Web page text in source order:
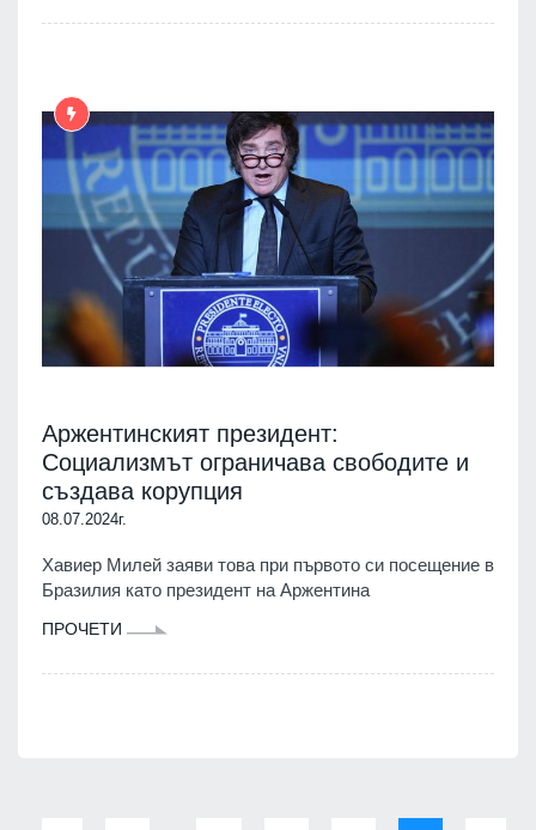
Аржентинският президент:
Социализмът ограничава свободите и
създава корупция
08.07.2024г.
Хавиер Милей заяви това при първото си посещение в
Бразилия като президент на Аржентина
ПРОЧЕТИ